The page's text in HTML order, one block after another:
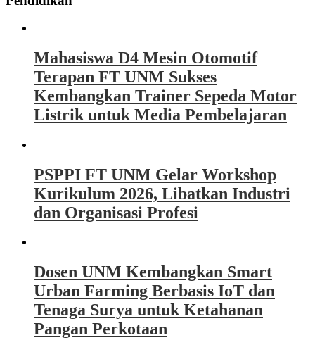
Mahasiswa D4 Mesin Otomotif
Terapan FT UNM Sukses
Kembangkan Trainer Sepeda Motor
Listrik untuk Media Pembelajaran
PSPPI FT UNM Gelar Workshop
Kurikulum 2026, Libatkan Industri
dan Organisasi Profesi
Dosen UNM Kembangkan Smart
Urban Farming Berbasis IoT dan
Tenaga Surya untuk Ketahanan
Pangan Perkotaan